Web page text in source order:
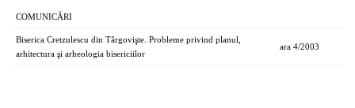
COMUNICĂRI
Biserica Cretzulescu din Târgovişte. Probleme privind planul,
arhitectura şi arheologia bisericiilor
ara 4/2003